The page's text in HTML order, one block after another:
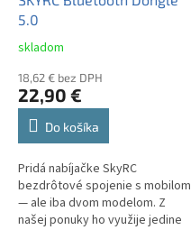
5.0
Priemerné
produktu
je
5,0
hviezdičiek.
skladom
18,62 € bez DPH
22,90 €
Do košíka
Pridá nabíjačke SkyRC
bezdrôtové spojenie s mobilom
— ale iba dvom modelom. Z
našej ponuky ho využije jedine